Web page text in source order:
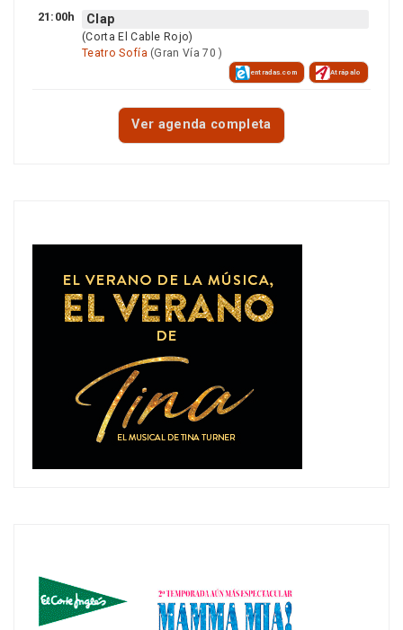
21:00h Clap
(Corta El Cable Rojo)
Teatro Sofía (Gran Vía 70 )
entradas.com Atrápalo
Ver agenda completa